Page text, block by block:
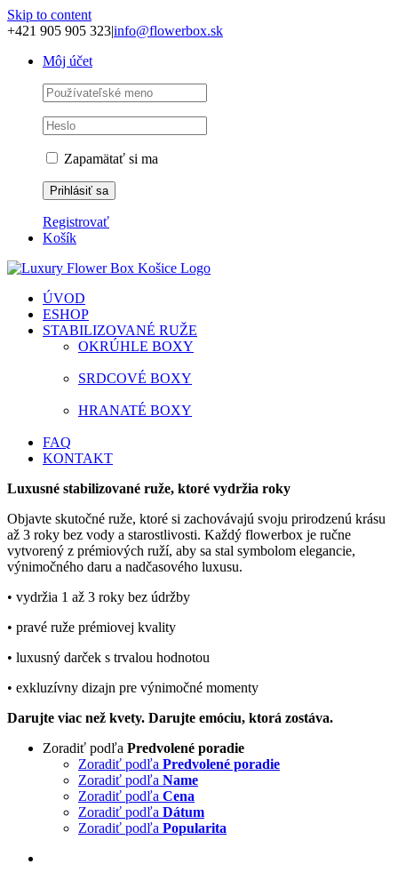
Skip to content
+421 905 905 323|info@flowerbox.sk
Môj účet
Zapamätať si ma
Registrovať
Košík
ÚVOD
ESHOP
STABILIZOVANÉ RUŽE
OKRÚHLE BOXY
SRDCOVÉ BOXY
HRANATÉ BOXY
FAQ
KONTAKT
Luxusné stabilizované ruže, ktoré vydržia roky
Objavte skutočné ruže, ktoré si zachovávajú svoju prirodzenú krásu
až 3 roky bez vody a starostlivosti. Každý flowerbox je ručne
vytvorený z prémiových ruží, aby sa stal symbolom elegancie,
výnimočného daru a nadčasového luxusu.
• vydržia 1 až 3 roky bez údržby
• pravé ruže prémiovej kvality
• luxusný darček s trvalou hodnotou
• exkluzívny dizajn pre výnimočné momenty
Darujte viac než kvety. Darujte emóciu, ktorá zostáva.
Zoradiť podľa Predvolené poradie
Zoradiť podľa Predvolené poradie
Zoradiť podľa Name
Zoradiť podľa Cena
Zoradiť podľa Dátum
Zoradiť podľa Popularita